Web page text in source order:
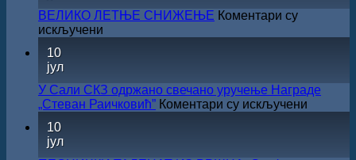
издања
на
српском
ЖИЧКЕ
ХРИСОВУЉЕ
ЗА
ВЕЛИКО ЛЕТЊЕ СНИЖЕЊЕ Коментари су
искључени
10
јул
У Сали СКЗ одржано свечано уручење Награде
„Стеван Раичковић” Коментари су искључени
10
јул